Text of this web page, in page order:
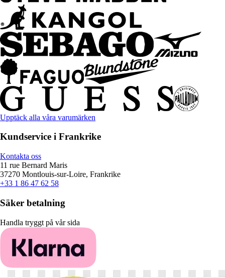
Upptäck alla våra varumärken
Kundservice i Frankrike
Kontakta oss
11 rue Bernard Maris
37270 Montlouis-sur-Loire, Frankrike
+33 1 86 47 62 58
Säker betalning
Handla tryggt på vår sida